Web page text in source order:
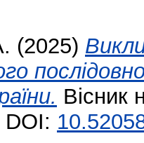
(2025)
Вісник